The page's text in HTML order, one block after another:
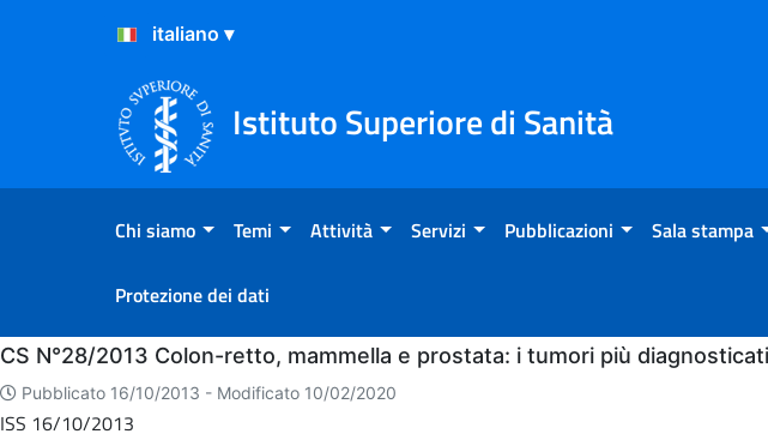
Salta al Contenuto
Salta al Footer
Istituto Superiore di Sanità
Chi siamo Temi Attività Servizi Pubblicazioni Sala stampa
Protezione dei dati
Home
CS N°28/2013 Colon-retto, mammella e prostata: i tumori più
Pubblicato 16/10/2013 - Modificato 10/02/2020
ISS 16/10/2013